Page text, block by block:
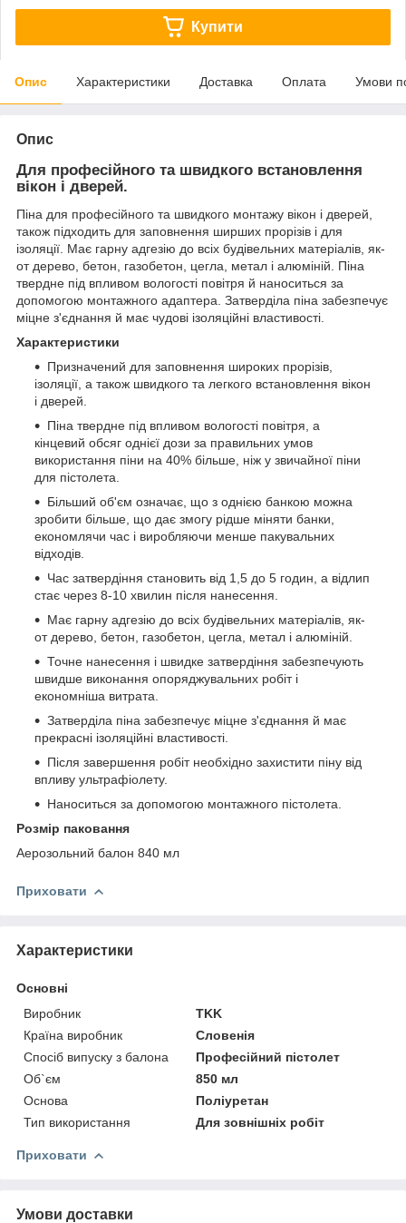
Купити
Опис Характеристики Доставка Оплата Умови
Опис
Для професійного та швидкого встановлення
вікон і дверей.
Піна для професійного та швидкого монтажу вікон і дверей,
також підходить для заповнення ширших прорізів і для
ізоляції. Має гарну адгезію до всіх будівельних матеріалів, як-
от дерево, бетон, газобетон, цегла, метал і алюміній. Піна
твердне під впливом вологості повітря й наноситься за
допомогою монтажного адаптера. Затверділа піна забезпечує
міцне з'єднання й має чудові ізоляційні властивості.
Характеристики
Призначений для заповнення широких прорізів,
ізоляції, а також швидкого та легкого встановлення вікон
і дверей.
Піна твердне під впливом вологості повітря, а
кінцевий обсяг однієї дози за правильних умов
використання піни на 40% більше, ніж у звичайної піни
для пістолета.
Більший об'єм означає, що з однією банкою можна
зробити більше, що дає змогу рідше міняти банки,
економлячи час і виробляючи менше пакувальних
відходів.
Час затвердіння становить від 1,5 до 5 годин, а відлип
стає через 8-10 хвилин після нанесення.
Має гарну адгезію до всіх будівельних матеріалів, як-
от дерево, бетон, газобетон, цегла, метал і алюміній.
Точне нанесення і швидке затвердіння забезпечують
швидше виконання опоряджувальних робіт і
економніша витрата.
Затверділа піна забезпечує міцне з'єднання й має
прекрасні ізоляційні властивості.
Після завершення робіт необхідно захистити піну від
впливу ультрафіолету.
Наноситься за допомогою монтажного пістолета.
Розмір паковання
Аерозольний балон 840 мл
Приховати
Характеристики
Основні
Виробник
TKK
Країна виробник
Словенія
Спосіб випуску з балона
Професійний пістолет
Об`єм
850 мл
Основа
Поліуретан
Тип використання
Для зовнішніх робіт
Приховати
Умови доставки